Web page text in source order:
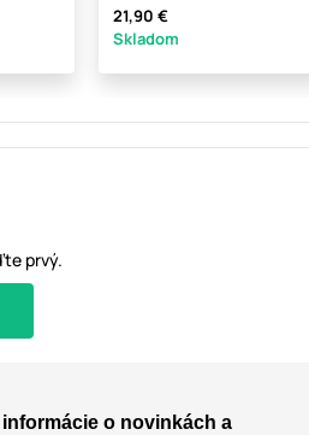
21,90 €
Skladom
prvý.
o novinkách a